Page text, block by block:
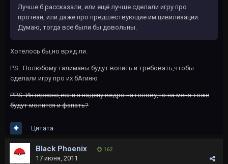
Лучше б рассказали, или ещё лучше сделали игру про
протеан, или даже про предшествующие им цивилизации.
Думаю, тогда все были бы довольны.
Хотелось бы,но вряд ли.
P.S.: Полюбому талиманы будут вопить и требовать,чтобы
сделали игру про их бАгиню
P.P.S.:Интересно,если я надену ведро на голову,то на меня тоже
будут молится и фапать?
Цитата
Black Phoenix 162
17 июня, 2011